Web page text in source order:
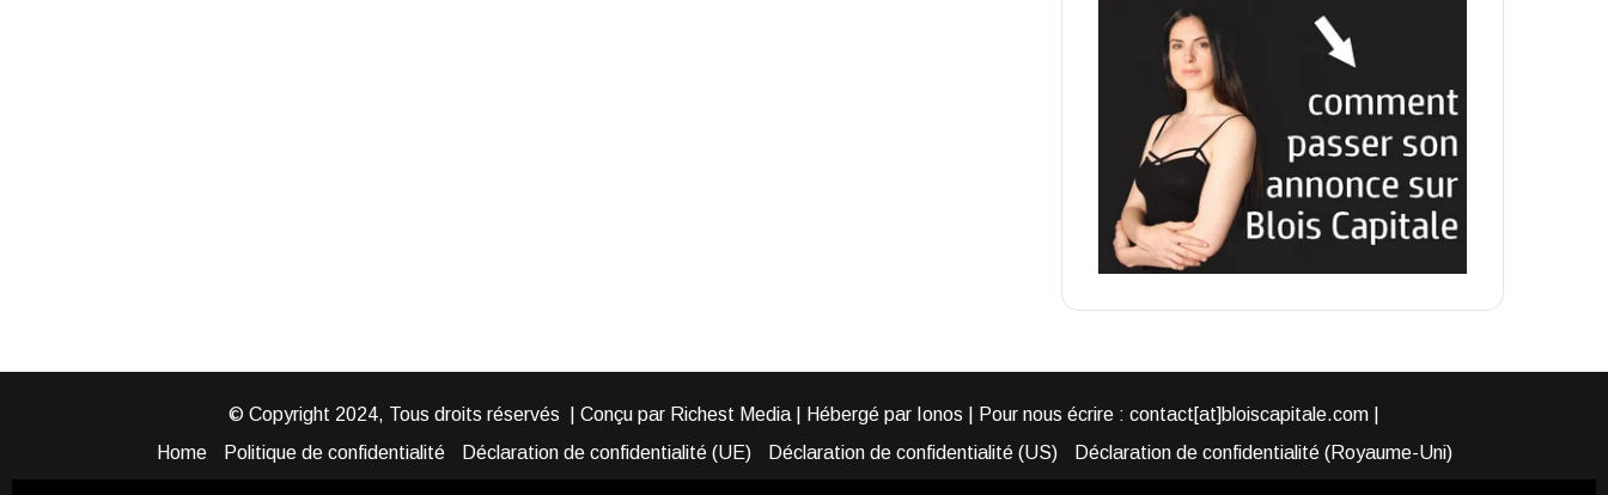
© Copyright 2024, Tous droits réservés | Conçu par Richest Media | Hébergé par Ionos | Pour nous écrire : contact[at]bloiscapitale.com |
Home
Politique de confidentialité Déclaration de confidentialité (UE) Déclaration de confidentialité (US)
Déclaration de confidentialité (Royaume-Uni)